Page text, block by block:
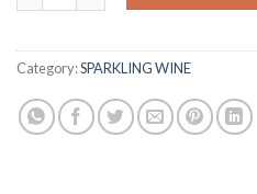
Category:SPARKLING WINE